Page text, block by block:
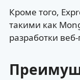
Кроме того,
такими как
разработки